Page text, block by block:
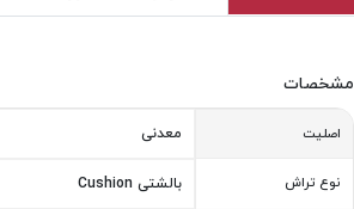
مشخصات
اصلیت معدنی
نوع تراش بالشتی Cushion